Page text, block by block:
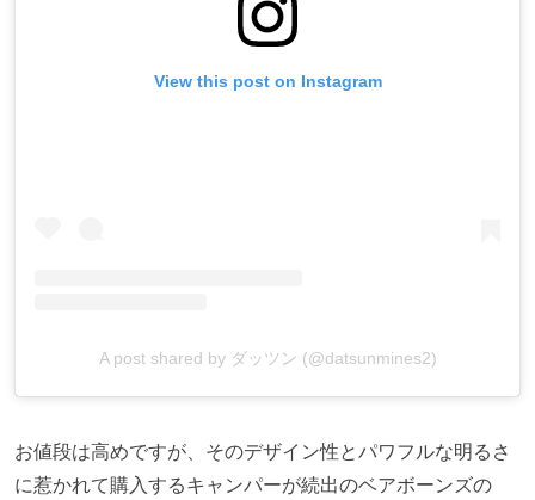
View this post on Instagram
A post shared by ダッツン (@datsunmines2)
お値段は高めですが、そのデザイン性とパワフルな明るさ
に惹かれて購入するキャンパーが続出のベアボーンズの